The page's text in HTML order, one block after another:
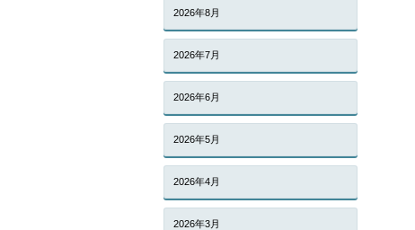
2026年8月
2026年7月
2026年6月
2026年5月
2026年4月
2026年3月